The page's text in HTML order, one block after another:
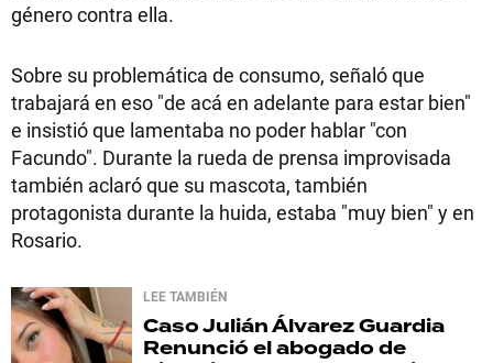
género contra ella.
Sobre su problemática de consumo, señaló que
trabajará en eso "de acá en adelante para estar bien"
e insistió que lamentaba no poder hablar "con
Facundo". Durante la rueda de prensa improvisada
también aclaró que su mascota, también
protagonista durante la huida, estaba "muy bien" y en
Rosario.
LEE TAMBIÉN
Caso Julián Álvarez Guardia
Renunció el abogado de